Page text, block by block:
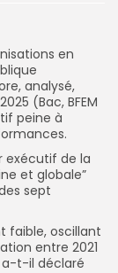
Search
Button
en
analysé,
(Bac, BFEM
peine à
exécutif de la
et globale”
sept
faible, oscillant
entre 2021
a-t-il déclaré